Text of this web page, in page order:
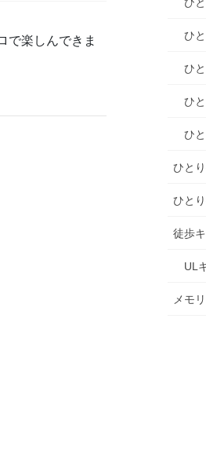
で楽しんできま ひ
ひ
ひ
ひ
ひと
ひと
徒歩
UL
メモ